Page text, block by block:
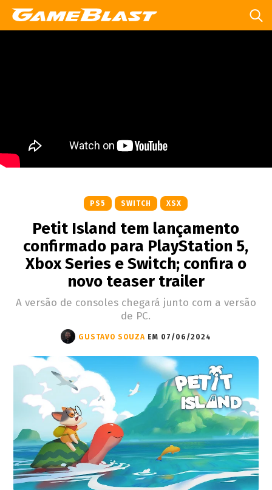
PS5 SWITCH XSX
Petit Island tem lançamento
confirmado para PlayStation 5,
Xbox Series e Switch; confira o
novo teaser trailer
A versão de consoles chegará junto com a versão
de PC.
GUSTAVO SOUZA EM 07/06/2024